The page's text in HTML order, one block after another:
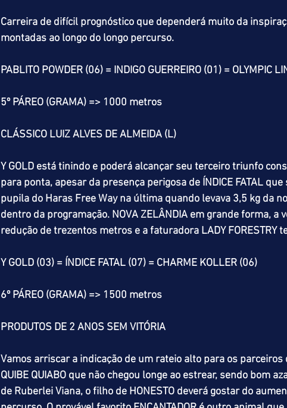
Carreira de difícil prognóstico que dependerá muito da
montadas ao longo do longo percurso.
PABLITO POWDER (06) = INDIGO GUERREIRO (01) = OLYMPIC
5º PÁREO (GRAMA) => 1000 metros
CLÁSSICO LUIZ ALVES DE ALMEIDA (L)
Y GOLD está tinindo e poderá alcançar seu terceiro triunfo
para ponta, apesar da presença perigosa de ÍNDICE FATAL
pupila do Haras Free Way na última quando levava 3,5 kg da
dentro da programação. NOVA ZELÂNDIA em grande forma, a
redução de trezentos metros e a faturadora LADY
Y GOLD (03) = ÍNDICE FATAL (07) = CHARME KOLLER (06)
6º PÁREO (GRAMA) => 1500 metros
PRODUTOS DE 2 ANOS SEM VITÓRIA
Vamos arriscar a indicação de um rateio alto para os
QUIBE QUIABO que não chegou longe ao estrear, sendo bom
de Ruberlei Viana, o filho de HONESTO deverá gostar do